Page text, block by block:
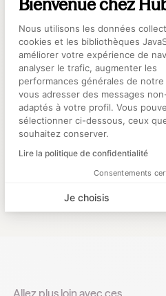
Bienvenue chez
Plateforme de
Nous utilisons les données
cookies et les bibliothèques
améliorer votre expérience de
analyser le trafic, augmenter les
performances générales de
vous adresser des messages
adaptés à votre profil. Vous
sélectionner ci-dessous, ceux
souhaitez conserver.
Lire la politique de confidentialité
Consentements
Je choisis
meilleurs
attractives,
recrutement
un
directions
surmonter
qualité des
Allez plus loin avec ces